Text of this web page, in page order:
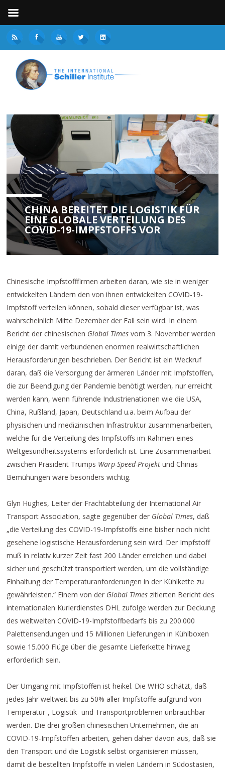
CHINA BEREITET DIE LOGISTIK FÜR
EINE GLOBALE VERTEILUNG DES
COVID-19-IMPFSTOFFS VOR
Chinesische Impfstofffirmen arbeiten daran, wie sie in weniger
entwickelten Ländern den von ihnen entwickelten COVID-19-
Impfstoff verteilen können, sobald dieser verfügbar ist, was
wahrscheinlich Mitte Dezember der Fall sein wird. In einem
Bericht der chinesischen Global Times vom 3. November werden
einige der damit verbundenen enormen realwirtschaftlichen
Herausforderungen beschrieben. Der Bericht ist ein Weckruf
daran, daß die Versorgung der ärmeren Länder mit Impfstoffen,
die zur Beendigung der Pandemie benötigt werden, nur erreicht
werden kann, wenn führende Industrienationen wie die USA,
China, Rußland, Japan, Deutschland u.a. beim Aufbau der
physischen und medizinischen Infrastruktur zusammenarbeiten,
welche für die Verteilung des Impfstoffs im Rahmen eines
Weltgesundheitssystems erforderlich ist. Eine Zusammenarbeit
zwischen Präsident Trumps Warp-Speed-Projekt und Chinas
Bemühungen wäre besonders wichtig.
Glyn Hughes, Leiter der Frachtabteilung der International Air
Transport Association, sagte gegenüber der Global Times, daß
„die Verteilung des COVID-19-Impfstoffs eine bisher noch nicht
gesehene logistische Herausforderung sein wird. Der Impfstoff
muß in relativ kurzer Zeit fast 200 Länder erreichen und dabei
sicher und geschützt transportiert werden, um die vollständige
Einhaltung der Temperaturanforderungen in der Kühlkette zu
gewährleisten.“ Einem von der Global Times zitierten Bericht des
internationalen Kurierdienstes DHL zufolge werden zur Deckung
des weltweiten COVID-19-Impfstoffbedarfs bis zu 200.000
Palettensendungen und 15 Millionen Lieferungen in Kühlboxen
sowie 15.000 Flüge über die gesamte Lieferkette hinweg
erforderlich sein.
Der Umgang mit Impfstoffen ist heikel. Die WHO schätzt, daß
jedes Jahr weltweit bis zu 50% aller Impfstoffe aufgrund von
Temperatur-, Logistik- und Transportproblemen unbrauchbar
werden. Die drei großen chinesischen Unternehmen, die an
COVID-19-Impfstoffen arbeiten, gehen daher davon aus, daß sie
den Transport und die Logistik selbst organisieren müssen,
damit die bestellten Impfstoffe in vielen Ländern in Südostasien,